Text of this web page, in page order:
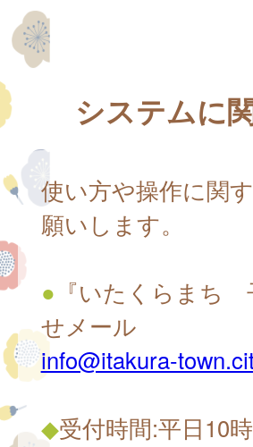
システムに
使い方や操作に関
願いします。
● 『いたくらまち
せメール
info@itakura-
◆受付時間:平日10